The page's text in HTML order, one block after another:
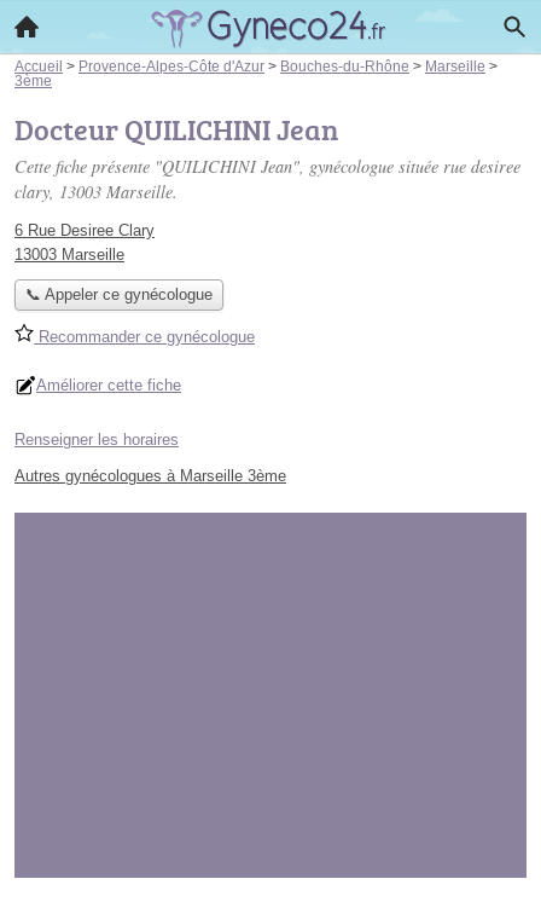
Accueil > Provence-Alpes-Côte d'Azur > Bouches-du-Rhône > Marseille >
3ème
Docteur QUILICHINI Jean
Cette fiche présente "QUILICHINI Jean", gynécologue située rue desiree
clary, 13003 Marseille.
6 Rue Desiree Clary
13003 Marseille
📞 Appeler ce gynécologue
Recommander ce gynécologue
Améliorer cette fiche
Renseigner les horaires
Autres gynécologues à Marseille 3ème